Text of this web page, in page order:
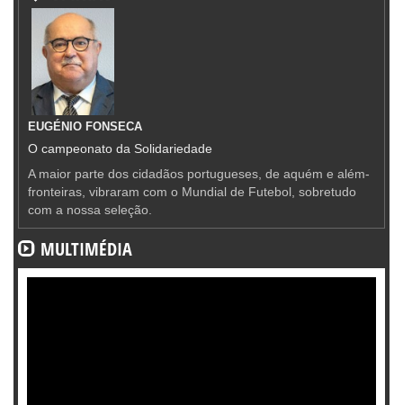
EUGÉNIO FONSECA
O campeonato da Solidariedade
A maior parte dos cidadãos portugueses, de aquém e além-
fronteiras, vibraram com o Mundial de Futebol, sobretudo
com a nossa seleção.
MULTIMÉDIA